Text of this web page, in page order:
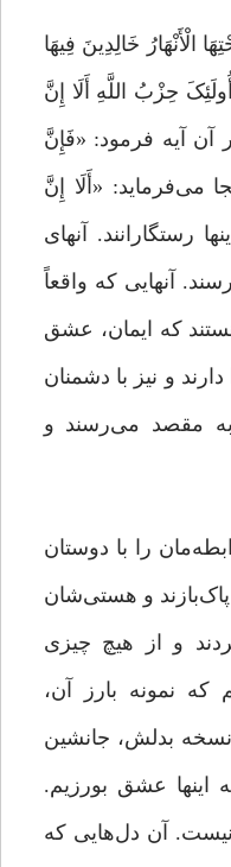
الْأَنْهَارُ خَالِدِینَ فِیهَا
حِزْبُ اللَّهِ أَلَا إِنَّ
آن آیه فرمود: «فَإِنَّ
مى‌‌فرماید: «أَلَا إِنَّ
رستگارانند. آنهای
آنهایی که واقعاً
که ایمان، عشق
و نیز با دشمنان
به مقصد مى‌‌رسند و
را با دوستان
پاک‌بازند و هستى‌‌شان
و از هیچ چیزى
که نمونه بارز آن،
نسخه ‌بدلش، جانشین
اینها عشق بورزیم.
آن دل‌هایی که